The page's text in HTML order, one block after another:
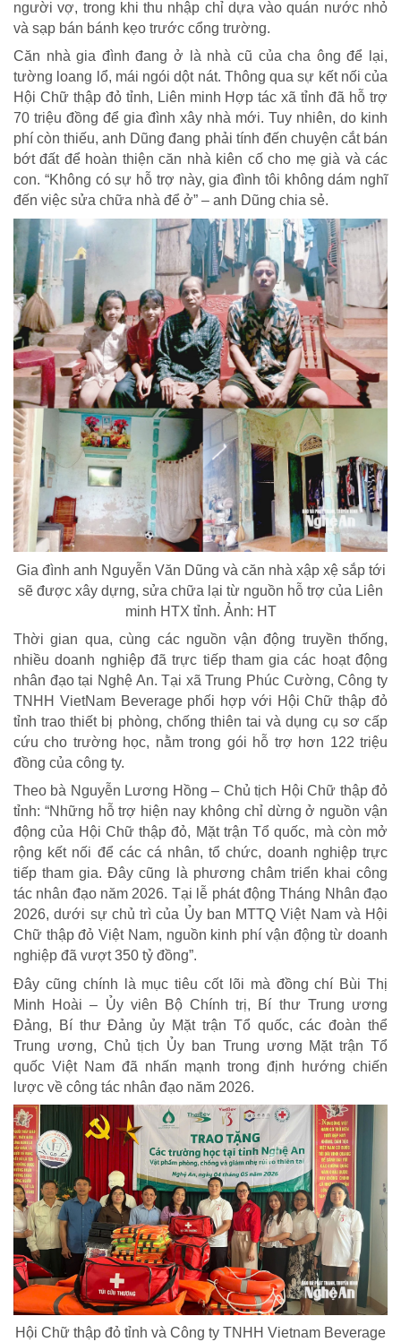
CUỘC SỐNG TƯƠI ĐẸP
Nối trọn yêu thương VTV1
Trái tim có nắng
NHỊP CẦU NHÂN ÁI
Nhịp cầu Nhân ái VTV1
Địa chỉ nhân ái
người vợ, trong khi thu nhập chỉ dựa vào quán nước nhỏ
và sạp bán bánh kẹo trước cổng trường.
Căn nhà gia đình đang ở là nhà cũ của cha ông để lại,
tường loang lổ, mái ngói dột nát. Thông qua sự kết nối của
Hội Chữ thập đỏ tỉnh, Liên minh Hợp tác xã tỉnh đã hỗ trợ
70 triệu đồng để gia đình xây nhà mới. Tuy nhiên, do kinh
phí còn thiếu, anh Dũng đang phải tính đến chuyện cắt bán
bớt đất để hoàn thiện căn nhà kiên cố cho mẹ già và các
con. “Không có sự hỗ trợ này, gia đình tôi không dám nghĩ
đến việc sửa chữa nhà để ở” – anh Dũng chia sẻ.
Gia đình anh Nguyễn Văn Dũng và căn nhà xập xệ sắp tới
sẽ được xây dựng, sửa chữa lại từ nguồn hỗ trợ của Liên
minh HTX tỉnh. Ảnh: HT
Thời gian qua, cùng các nguồn vận động truyền thống,
nhiều doanh nghiệp đã trực tiếp tham gia các hoạt động
nhân đạo tại Nghệ An. Tại xã Trung Phúc Cường, Công ty
TNHH VietNam Beverage phối hợp với Hội Chữ thập đỏ
tỉnh trao thiết bị phòng, chống thiên tai và dụng cụ sơ cấp
cứu cho trường học, nằm trong gói hỗ trợ hơn 122 triệu
đồng của công ty.
Theo bà Nguyễn Lương Hồng – Chủ tịch Hội Chữ thập đỏ
tỉnh: “Những hỗ trợ hiện nay không chỉ dừng ở nguồn vận
động của Hội Chữ thập đỏ, Mặt trận Tổ quốc, mà còn mở
rộng kết nối để các cá nhân, tổ chức, doanh nghiệp trực
tiếp tham gia. Đây cũng là phương châm triển khai công
tác nhân đạo năm 2026. Tại lễ phát động Tháng Nhân đạo
2026, dưới sự chủ trì của Ủy ban MTTQ Việt Nam và Hội
Chữ thập đỏ Việt Nam, nguồn kinh phí vận động từ doanh
nghiệp đã vượt 350 tỷ đồng”.
Đây cũng chính là mục tiêu cốt lõi mà đồng chí Bùi Thị
Minh Hoài – Ủy viên Bộ Chính trị, Bí thư Trung ương
Đảng, Bí thư Đảng ủy Mặt trận Tổ quốc, các đoàn thể
Trung ương, Chủ tịch Ủy ban Trung ương Mặt trận Tổ
quốc Việt Nam đã nhấn mạnh trong định hướng chiến
lược về công tác nhân đạo năm 2026.
Hội Chữ thập đỏ tỉnh và Công ty TNHH Vietnam Beverage